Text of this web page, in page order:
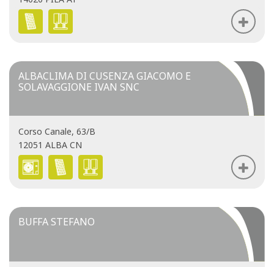
ALBACLIMA DI CUSENZA GIACOMO E
SOLAVAGGIONE IVAN SNC
Corso Canale, 63/B
12051 ALBA CN
BUFFA STEFANO